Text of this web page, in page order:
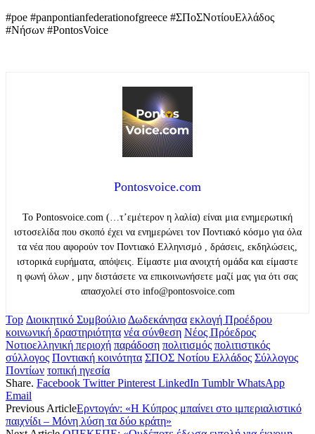
#poe #panpontianfederationofgreece #ΣΠοΣΝοτίουΕλλάδος
#Νήσων #PontosVoice
Pontosvoice.com
Το Pontosvoice.com (…τ’εμέτερον η λαλία) είναι μια ενημερωτική
ιστοσελίδα που σκοπό έχει να ενημερώνει τον Ποντιακό κόσμο για όλα
τα νέα που αφορούν τον Ποντιακό Ελληνισμό , δράσεις, εκδηλώσεις,
ιστορικά ευρήματα, απόψεις. Είμαστε μια ανοιχτή ομάδα και είμαστε
η φωνή όλων , μην διστάσετε να επικοινωνήσετε μαζί μας για ότι σας
απασχολεί στο info@pontosvoice.com
Top Διοικητικό Συμβούλιο Δωδεκάνησα εκλογή Προέδρου
κοινωνική δραστηριότητα νέα σύνθεση Νέος Πρόεδρος
Νοτιοελληνική περιοχή παράδοση πολιτισμός πολιτιστικός
σύλλογος Ποντιακή κοινότητα ΣΠΟΣ Νοτίου Ελλάδος Σύλλογος
Ποντίων τοπική ηγεσία
Share. Facebook Twitter Pinterest LinkedIn Tumblr WhatsApp
Email
Previous ArticleΕρντογάν: «Η Κύπρος μπαίνει στο ιμπεριαλιστικό
παιχνίδι – Μόνη λύση τα δύο κράτη»